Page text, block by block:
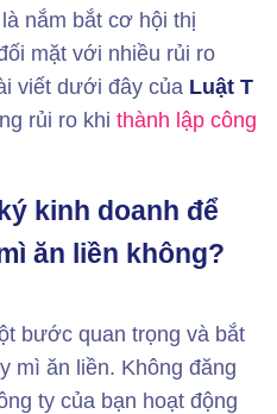
nắm bắt cơ hội thị
mặt với nhiều rủi ro
viết dưới đây của Luật T
rủi ro khi thành lập công
kinh doanh để
ăn liền không?
bước quan trọng và bắt
mì ăn liền. Không đăng
ty của bạn hoạt động